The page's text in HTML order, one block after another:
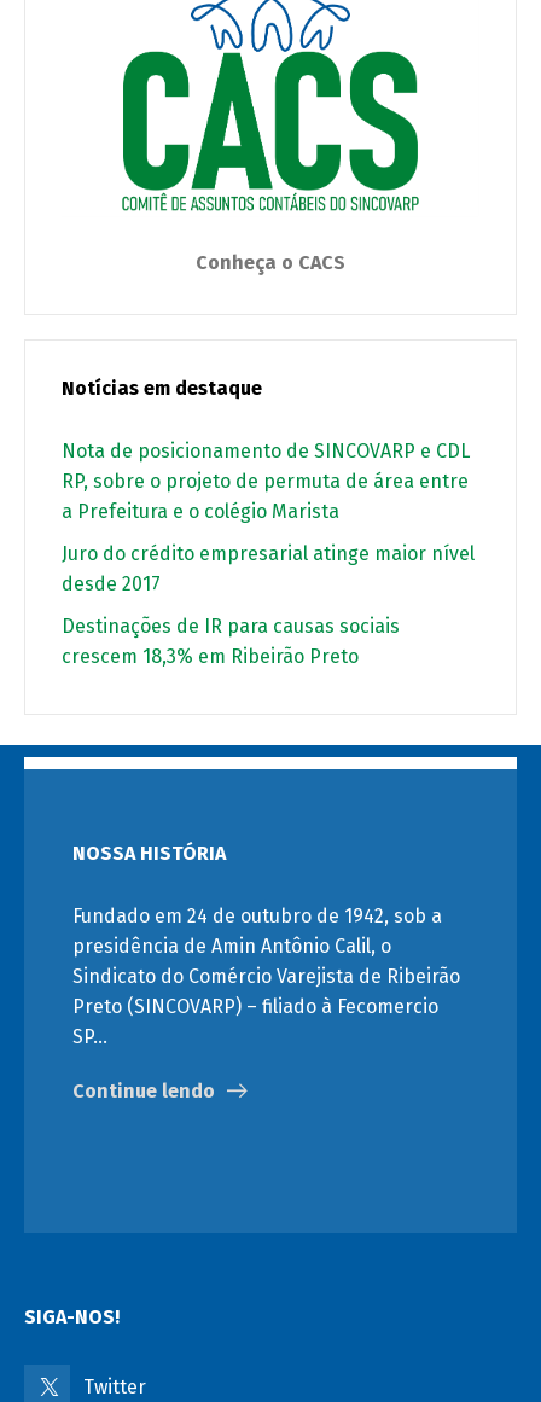
Conheça o CACS
Notícias em destaque
Nota de posicionamento de SINCOVARP e CDL
RP, sobre o projeto de permuta de área entre
a Prefeitura e o colégio Marista
Juro do crédito empresarial atinge maior nível
desde 2017
Destinações de IR para causas sociais
crescem 18,3% em Ribeirão Preto
NOSSA HISTÓRIA
Fundado em 24 de outubro de 1942, sob a
presidência de Amin Antônio Calil, o
Sindicato do Comércio Varejista de Ribeirão
Preto (SINCOVARP) – filiado à Fecomercio
SP…
Continue lendo
SIGA-NOS!
Twitter